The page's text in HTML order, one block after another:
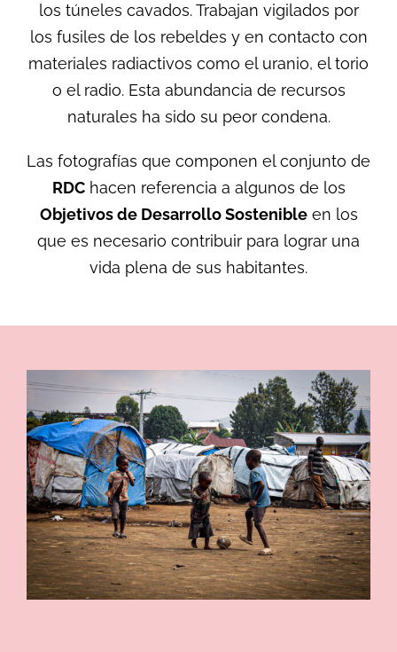
los túneles cavados. Trabajan vigilados por
los fusiles de los rebeldes y en contacto con
materiales radiactivos como el uranio, el torio
o el radio. Esta abundancia de recursos
naturales ha sido su peor condena.
Las fotografías que componen el conjunto de
RDChacen referencia a algunos de los
Objetivos de Desarrollo Sostenibleen los
que es necesario contribuir para lograr una
vida plena de sus habitantes.